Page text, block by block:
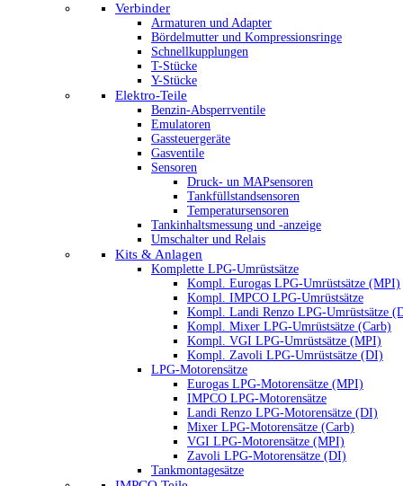
Verbinder
Armaturen und Adapter
Bördelmutter und Kompressionsringe
Schnellkupplungen
T-Stücke
Y-Stücke
Elektro-Teile
Benzin-Absperrventile
Emulatoren
Gassteuergeräte
Gasventile
Sensoren
Druck- un MAPsensoren
Tankfüllstandsensoren
Temperatursensoren
Tankinhaltsmessung und -anzeige
Umschalter und Relais
Kits & Anlagen
Komplette LPG-Umrüstsätze
Kompl. Eurogas LPG-Umrüstsätze (MPI)
Kompl. IMPCO LPG-Umrüstsätze
Kompl. Landi Renzo LPG-Umrüstsätze
Kompl. Mixer LPG-Umrüstsätze (Carb)
Kompl. VGI LPG-Umrüstsätze (MPI)
Kompl. Zavoli LPG-Umrüstsätze (DI)
LPG-Motorensätze
Eurogas LPG-Motorensätze (MPI)
IMPCO LPG-Motorensätze
Landi Renzo LPG-Motorensätze (DI)
Mixer LPG-Motorensätze (Carb)
VGI LPG-Motorensätze (MPI)
Zavoli LPG-Motorensätze (DI)
Tankmontagesätze